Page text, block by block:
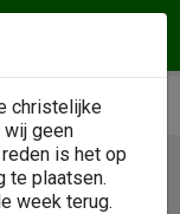
- 484146

christelijke
geen
is het op
te plaatsen.
week terug.